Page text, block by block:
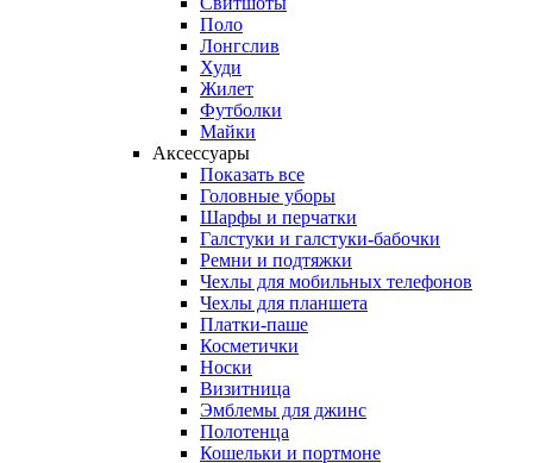
Поло
Лонгслив
Худи
Жилет
Футболки
Майки
Аксессуары
Показать все
Головные уборы
Шарфы и перчатки
Галстуки и галстуки-бабочки
Ремни и подтяжки
Чехлы для мобильных телефонов
Чехлы для планшета
Платки-паше
Косметички
Носки
Визитница
Эмблемы для джинс
Полотенца
Кошельки и портмоне